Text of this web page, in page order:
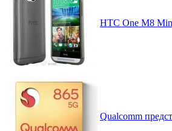
HTC One M8
Qualcomm